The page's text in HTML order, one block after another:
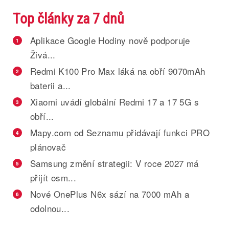
Top články za 7 dnů
1
Aplikace Google Hodiny nově podporuje
Živá...
2
Redmi K100 Pro Max láká na obří 9070mAh
baterii a...
3
Xiaomi uvádí globální Redmi 17 a 17 5G s
obří...
4
Mapy.com od Seznamu přidávají funkci PRO
plánovač
5
Samsung změní strategii: V roce 2027 má
přijít osm...
6
Nové OnePlus N6x sází na 7000 mAh a
odolnou...